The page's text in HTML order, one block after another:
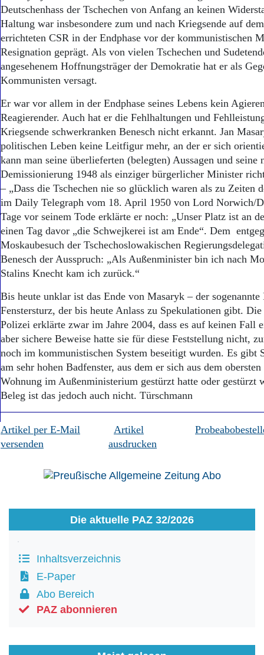
Deutschenhass der Tschechen von Anfang an keinen
Haltung war insbesondere zum und nach Kriegsende auf
errichteten CSR in der Endphase vor der kommunistischen
Resignation geprägt. Als von vielen Tschechen und
angesehenem Hoffnungsträger der Demokratie hat er als
Kommunisten versagt.
Er war vor allem in der Endphase seines Lebens kein
Reagierender. Auch hat er die Fehlhaltungen und
Kriegsende schwerkranken Benesch nicht erkannt. Jan
politischen Leben keine Leitfigur mehr, an der er sich
kann man seine überlieferten (belegten) Aussagen und seine
Demissionierung 1948 als einziger bürgerlicher Minister
– „Dass die Tschechen nie so glü­cklich waren als zu Zeiten
im Daily Telegraph vom 18. April 1950 von Lord Norwich/
Tage vor seinem Tode erklärte er noch: „Unser Platz ist an
einen Tag davor „die Schwejkerei ist am Ende“. Dem
Moskaubesuch der Tschechoslowakischen
Benesch der Ausspruch: „Als Außenminister bin ich nach
Stalins Knecht kam ich zurück.“
Bis heute unklar ist das Ende von Masaryk – der
Fenstersturz, der bis heute Anlass zu Spekulationen gibt. Die
Polizei erklärte zwar im Jahre 2004, dass es auf keinen Fall
aber sichere Beweise hatte sie für diese Feststellung nicht,
noch im kommunistischen System beseitigt wurden. Es gibt
am sehr hohen Badfenster, aus dem er sich aus dem
Wohnung im Außenministerium gestürzt hatte oder gestürzt
Beleg ist das jedoch auch nicht. Türschmann
Artikel per E-Mail
versenden
Artikel
ausdrucken
Die aktuelle PAZ 32/2026
Inhaltsverzeichnis
E-Paper
Abo Bereich
PAZ abonnieren